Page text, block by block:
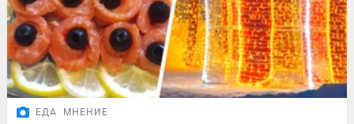
ЕДА МНЕНИЕ